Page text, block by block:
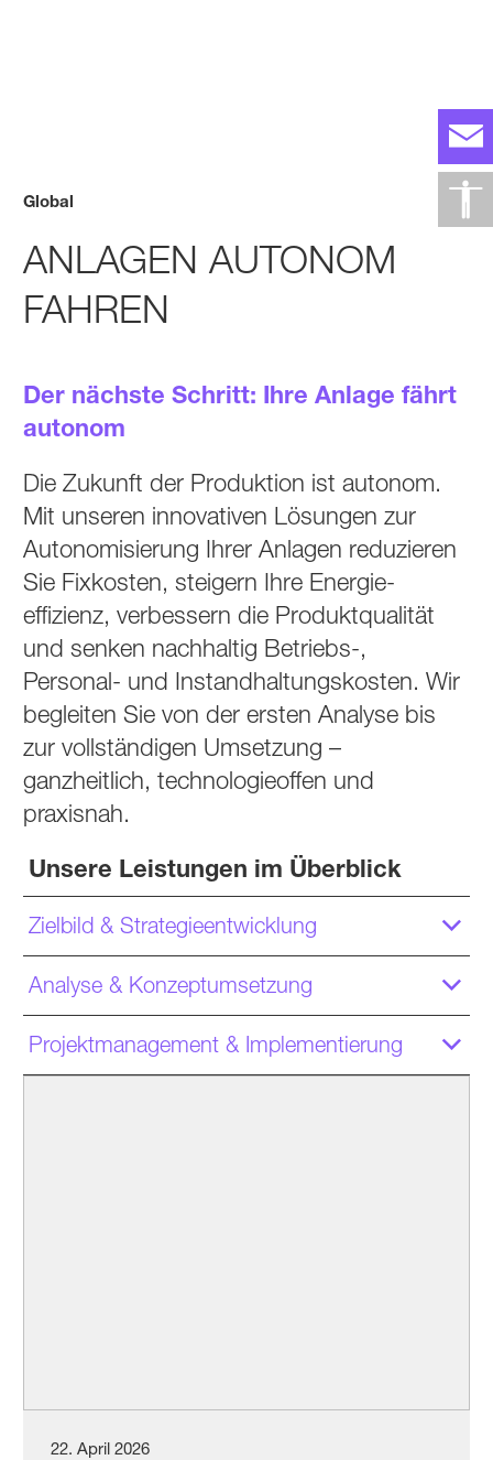
Global
ANLAGEN AUTONOM
FAHREN
Der nächste Schritt: Ihre Anlage fährt
autonom
Die Zukunft der Produktion ist autonom.
Mit unseren innovativen Lösungen zur
Autono­misierung Ihrer Anlagen reduzieren
Sie Fixkosten, steigern Ihre Energie­
effizienz, verbessern die Produkt­qualität
und senken nachhaltig Betriebs-,
Personal- und Instand­haltungs­kosten. Wir
begleiten Sie von der ersten Analyse bis
zur voll­ständigen Umsetzung –
ganzheitlich, technologie­offen und
praxisnah.
Unsere Leistungen im Überblick
Zielbild & Strategieentwicklung
Analyse & Konzeptumsetzung
Projektmanagement & Implementierung
22. April 2026